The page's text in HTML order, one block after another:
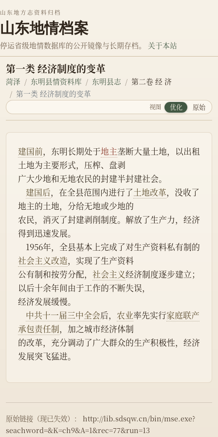
山东地方志资料归档
山东地情档案
停运省级地情数据库的公开镜像与长期存档。 关于本站
第一类 经济制度的变革
菏泽 东明县情资料库 东明县志
第二卷 经 济
第一类 经济制度的变革
视图 优化 原始
建国前，东明长期处于地主垄断大量土地，以出租
土地为主要形式，压榨、盘剥
广大少地和无地农民的封建半封建社会。
建国后，在全县范围内进行了土地改革，没收了
地主的土地，分给无地或少地的
农民，消灭了封建剥削制度。解放了生产力，经济
得到迅速发展。
    1956年，全县基本上完成了对生产资料私有制的
社会主义改造，实现了生产资料
公有制和按劳分配， 社会主义经济制度逐步建立；
以后十余年间由于工作的不断失误，
经济发展缓慢。
中共十一届三中全会后， 农业率先实行家庭联产
承包责任制，加之城市经济体制
的改革，充分调动了广大群众的生产积极性，经济
发展突飞猛进。
原始链接（现已失效）：
http://lib.sdsqw.cn/bin/mse.exe?
seachword=&K=ch9&A=1&rec=77&run=13